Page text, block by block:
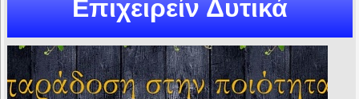
Επιχειρείν Δυτικά